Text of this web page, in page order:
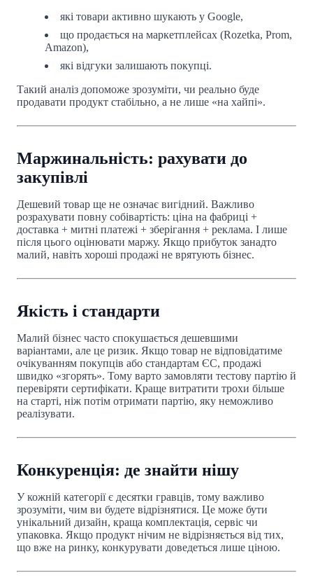
які товари активно шукають у Google,
що продається на маркетплейсах (Rozetka, Prom,
Amazon),
які відгуки залишають покупці.
Такий аналіз допоможе зрозуміти, чи реально буде
продавати продукт стабільно, а не лише «на хайпі».
Маржинальність: рахувати до
закупівлі
Дешевий товар ще не означає вигідний. Важливо
розрахувати повну собівартість: ціна на фабриці +
доставка + митні платежі + зберігання + реклама. І лише
після цього оцінювати маржу. Якщо прибуток занадто
малий, навіть хороші продажі не врятують бізнес.
Якість і стандарти
Малий бізнес часто спокушається дешевшими
варіантами, але це ризик. Якщо товар не відповідатиме
очікуванням покупців або стандартам ЄС, продажі
швидко «згорять». Тому варто замовляти тестову партію й
перевіряти сертифікати. Краще витратити трохи більше
на старті, ніж потім отримати партію, яку неможливо
реалізувати.
Конкуренція: де знайти нішу
У кожній категорії є десятки гравців, тому важливо
зрозуміти, чим ви будете відрізнятися. Це може бути
унікальний дизайн, краща комплектація, сервіс чи
упаковка. Якщо продукт нічим не відрізняється від тих,
що вже на ринку, конкурувати доведеться лише ціною.